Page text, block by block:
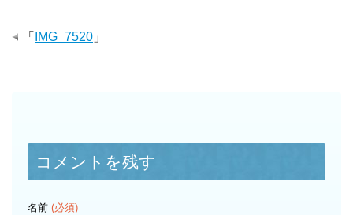
「 IMG_7520 」
コメントを残す
名前 (必須)